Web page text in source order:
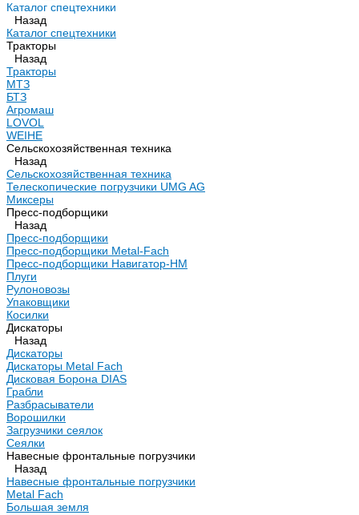
Каталог спецтехники
Назад
Каталог спецтехники
Тракторы
Назад
Тракторы
МТЗ
БТЗ
Агромаш
LOVOL
WEIHE
Сельскохозяйственная техника
Назад
Сельскохозяйственная техника
Телескопические погрузчики UMG AG
Миксеры
Пресс-подборщики
Назад
Пресс-подборщики
Пресс-подборщики Metal-Fach
Пресс-подборщики Навигатор-НМ
Плуги
Рулоновозы
Упаковщики
Косилки
Дискаторы
Назад
Дискаторы
Дискаторы Metal Fach
Дисковая Борона DIAS
Грабли
Разбрасыватели
Ворошилки
Загрузчики сеялок
Сеялки
Навесные фронтальные погрузчики
Назад
Навесные фронтальные погрузчики
Metal Fach
Большая земля